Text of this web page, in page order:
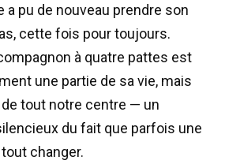
a pu de nouveau prendre son
cette fois pour toujours.
à quatre pattes est
une partie de sa vie, mais
tout notre centre — un
du fait que parfois une
changer.